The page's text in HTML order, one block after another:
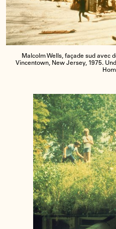
Malcolm Wells, façade sud avec
Vincentown, New Jersey, 1975.